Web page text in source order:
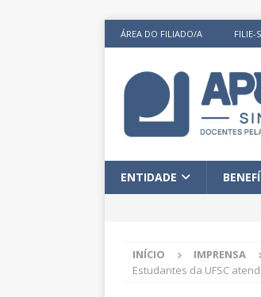
ÁREA DO FILIADO/A FILIE-
ENTIDADE
INÍCIO IMPRENSA
Estudantes da UFSC